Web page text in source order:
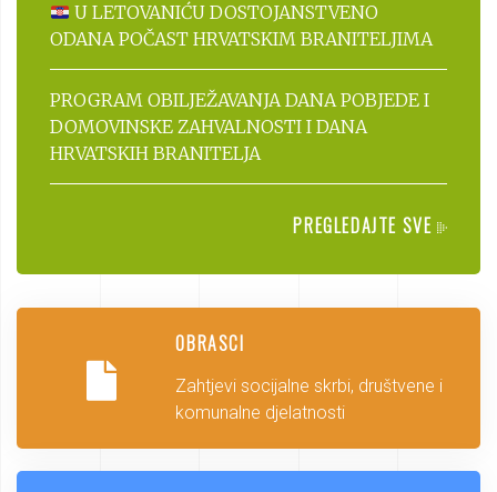
U LETOVANIĆU DOSTOJANSTVENO
ODANA POČAST HRVATSKIM BRANITELJIMA
PROGRAM OBILJEŽAVANJA DANA POBJEDE I
DOMOVINSKE ZAHVALNOSTI I DANA
HRVATSKIH BRANITELJA
PREGLEDAJTE SVE
OBRASCI
Zahtjevi socijalne skrbi, društvene i
komunalne djelatnosti